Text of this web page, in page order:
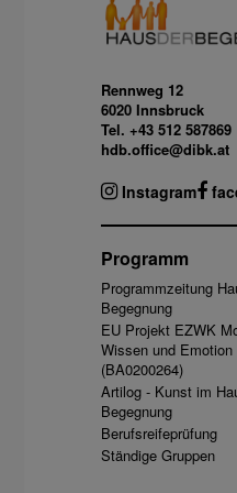
Rennweg 12
6020 Innsbruck
Tel. +43 512 587869
hdb.office@dibk.at
Instagram
Programm
Programmzeitung
Begegnung
EU Projekt EZWK
Wissen und Emotion
(BA0200264)
Artilog - Kunst im
Begegnung
Berufsreifeprüfung
Ständige Gruppen